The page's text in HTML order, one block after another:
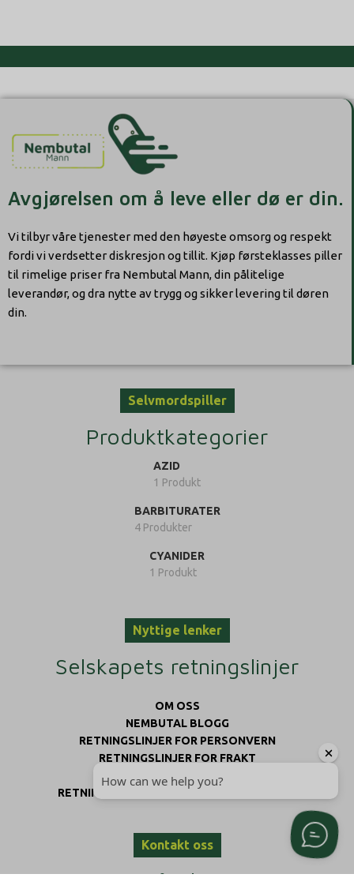
Avgjørelsen om å leve eller dø er din.
Vi tilbyr våre tjenester med den høyeste omsorg og respekt
fordi vi verdsetter diskresjon og tillit. Kjøp førsteklasses piller
til rimelige priser fra Nembutal Mann, din pålitelige
leverandør, og dra nytte av trygg og sikker levering til døren
din.
Selvmordspiller
Produktkategorier
AZID
1 Produkt
BARBITURATER
4 Produkter
CYANIDER
1 Produkt
Nyttige lenker
Selskapets retningslinjer
OM OSS
NEMBUTAL BLOGG
RETNINGSLINJER FOR PERSONVERN
RETNINGSLINJER FOR FRAKT
VILKÅR OG BETINGELSER
RETNINGSLINJER FOR REFUSJON OG RETUR
Kontakt oss
Slik når du oss